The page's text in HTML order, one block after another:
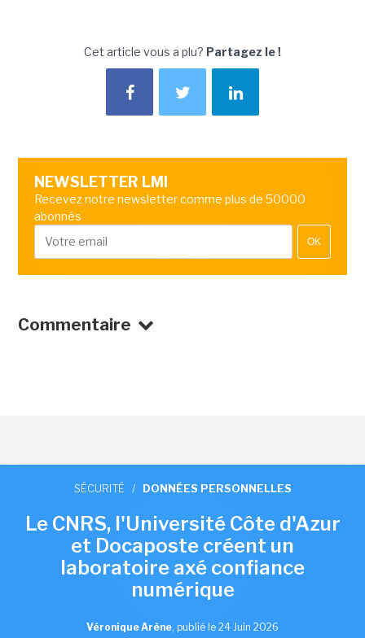
Cet article vous a plu? Partagez le !
NEWSLETTER LMI
Recevez notre newsletter comme plus de 50000
abonnés
OK
Commentaire
SÉCURITÉ / DONNÉES PERSONNELLES
Le CNRS, l'Université Côte d'Azur
et Docaposte créent un
laboratoire axé confiance
numérique
Véronique Arène, publié le 24 Juin 2026